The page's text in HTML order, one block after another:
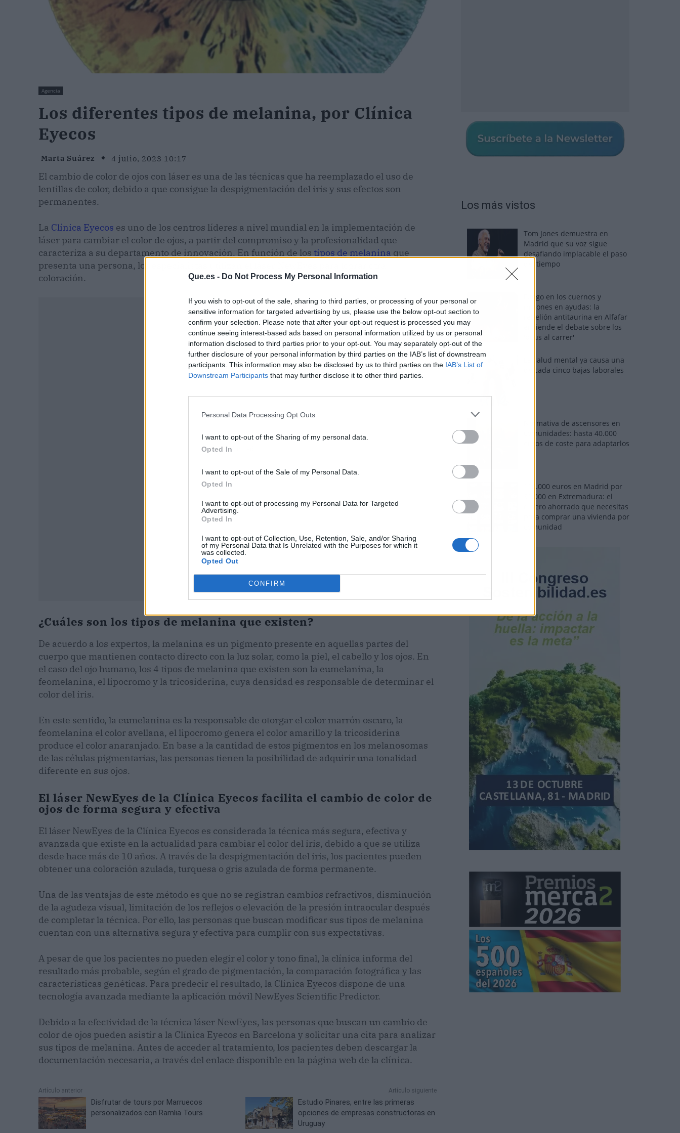
Que.es - Do Not Process My Personal Information
If you wish to opt-out of the sale, sharing to third parties, or processing of your personal or
sensitive information for targeted advertising by us, please use the below opt-out section to
confirm your selection. Please note that after your opt-out request is processed you may
continue seeing interest-based ads based on personal information utilized by us or personal
information disclosed to third parties prior to your opt-out. You may separately opt-out of the
further disclosure of your personal information by third parties on the IAB’s list of downstream
participants. This information may also be disclosed by us to third parties on the IAB’s List of
Downstream Participants that may further disclose it to other third parties.
Personal Data Processing Opt Outs
I want to opt-out of the Sharing of my personal data.
Opted In
I want to opt-out of the Sale of my Personal Data.
Opted In
I want to opt-out of processing my Personal Data for Targeted
Advertising.
Opted In
I want to opt-out of Collection, Use, Retention, Sale, and/or Sharing
of my Personal Data that Is Unrelated with the Purposes for which it
was collected.
Opted Out
CONFIRM
Agencia
Los diferentes tipos de melanina, por Clínica
Eyecos
Marta Suárez 4 julio, 2023 10:17
El cambio de color de ojos con láser es una de las técnicas que ha reemplazado el uso de
lentillas de color, debido a que consigue la despigmentación del iris y sus efectos son
permanentes.
La Clínica Eyecos es uno de los centros líderes a nivel mundial en la implementación de
láser para cambiar el color de ojos, a partir del compromiso y la profesionalidad que
caracteriza a su departamento de innovación. En función de los tipos de melanina que
presenta una persona, los especialistas utilizan el láser NewEyes para lograr otra
coloración.
Publicidad
¿Cuáles son los tipos de melanina que existen?
De acuerdo a los expertos, la melanina es un pigmento presente en aquellas partes del
cuerpo que mantienen contacto directo con la luz solar, como la piel, el cabello y los ojos. En
el caso del ojo humano, los 4 tipos de melanina que existen son la eumelanina, la
feomelanina, el lipocromo y la tricosiderina, cuya densidad es responsable de determinar el
color del iris.
En este sentido, la eumelanina es la responsable de otorgar el color marrón oscuro, la
feomelanina el color avellana, el lipocromo genera el color amarillo y la tricosiderina
produce el color anaranjado. En base a la cantidad de estos pigmentos en los melanosomas
de las células pigmentarias, las personas tienen la posibilidad de adquirir una tonalidad
diferente en sus ojos.
El láser NewEyes de la Clínica Eyecos facilita el cambio de color de
ojos de forma segura y efectiva
El láser NewEyes de la Clínica Eyecos es considerada la técnica más segura, efectiva y
avanzada que existe en la actualidad para cambiar el color del iris, debido a que se utiliza
desde hace más de 10 años. A través de la despigmentación del iris, los pacientes pueden
obtener una coloración azulada, turquesa o gris azulada de forma permanente.
Una de las ventajas de este método es que no se registran cambios refractivos, disminución
de la agudeza visual, limitación de los reflejos o elevación de la presión intraocular después
de completar la técnica. Por ello, las personas que buscan modificar sus tipos de melanina
cuentan con una alternativa segura y efectiva para cumplir con sus expectativas.
A pesar de que los pacientes no pueden elegir el color y tono final, la clínica informa del
resultado más probable, según el grado de pigmentación, la comparación fotográfica y las
características genéticas. Para predecir el resultado, la Clínica Eyecos dispone de una
tecnología avanzada mediante la aplicación móvil NewEyes Scientific Predictor.
Debido a la efectividad de la técnica láser NewEyes, las personas que buscan un cambio de
color de ojos pueden asistir a la Clínica Eyecos en Barcelona y solicitar una cita para analizar
sus tipos de melanina. Antes de acceder al tratamiento, los pacientes deben descargar la
documentación necesaria, a través del enlace disponible en la página web de la clínica.
Artículo anterior
Disfrutar de tours por Marruecos
personalizados con Ramlia Tours
Artículo siguiente
Estudio Pinares, entre las primeras
opciones de empresas constructoras en
Uruguay
Los más vistos
Tom Jones demuestra en
Madrid que su voz sigue
desafiando implacable el paso
del tiempo
Fuego en los cuernos y
millones en ayudas: la
rebelión antitaurina en Alfafar
enciende el debate sobre los
'bous al carrer'
La salud mental ya causa una
de cada cinco bajas laborales
Normativa de ascensores en
comunidades: hasta 40.000
euros de coste para adaptarlos
110.000 euros en Madrid por
31.000 en Extremadura: el
dinero ahorrado que necesitas
para comprar una vivienda por
comunidad